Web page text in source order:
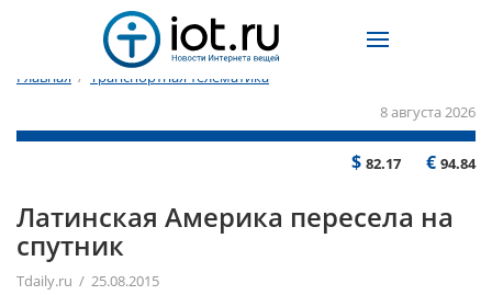
Главная /
Транспортная телематика
8 августа 2026
$ 82.17 € 94.84
Латинская Америка пересела на
спутник
Tdaily.ru / 25.08.2015